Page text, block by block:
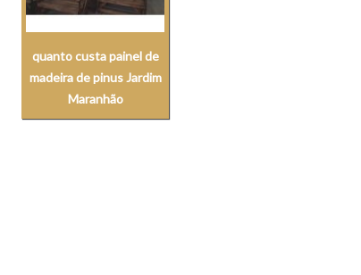
quanto custa painel de
madeira de pinus Jardim
Maranhão